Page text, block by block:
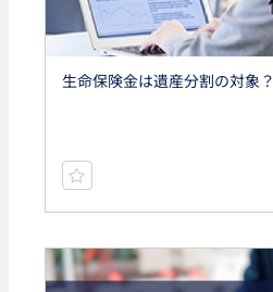
生命保険金は遺産分割の対象？